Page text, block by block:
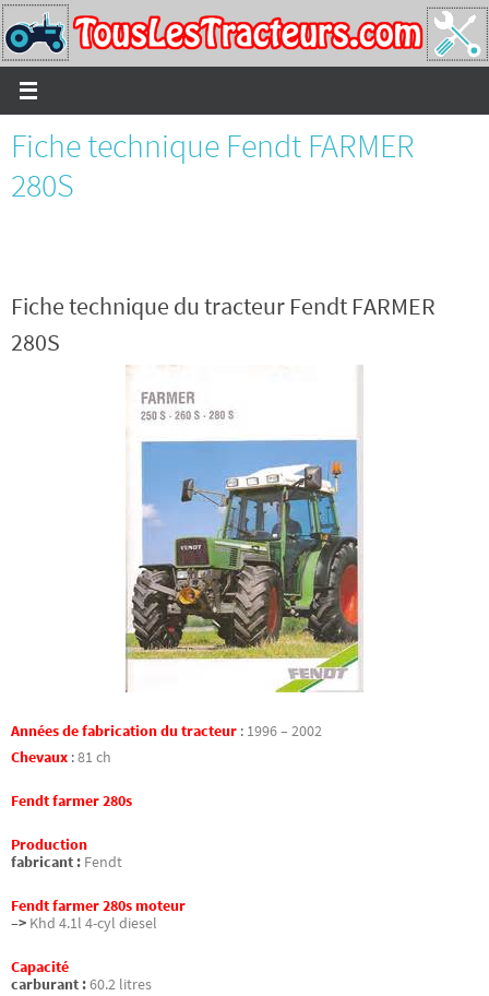
Passer
vers
le
contenu
Fiche technique Fendt FARMER
280S
Fiche technique du tracteur Fendt FARMER
280S
Années de fabrication du tracteur : 1996 – 2002
Chevaux :81 ch
Fendt farmer 280s
Production
fabricant : Fendt
Fendt farmer 280s moteur
–> Khd 4.1l 4-cyl diesel
Capacité
carburant :60.2 litres